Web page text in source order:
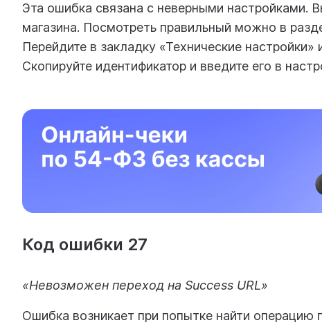
Эта ошибка связана с неверными настройками.
магазина. Посмотреть правильный можно в
Перейдите в закладку «Технические
Скопируйте идентификатор и введите его в
Код ошибки 27
«Невозможен переход на Success URL»
Ошибка возникает при попытке найти операцию